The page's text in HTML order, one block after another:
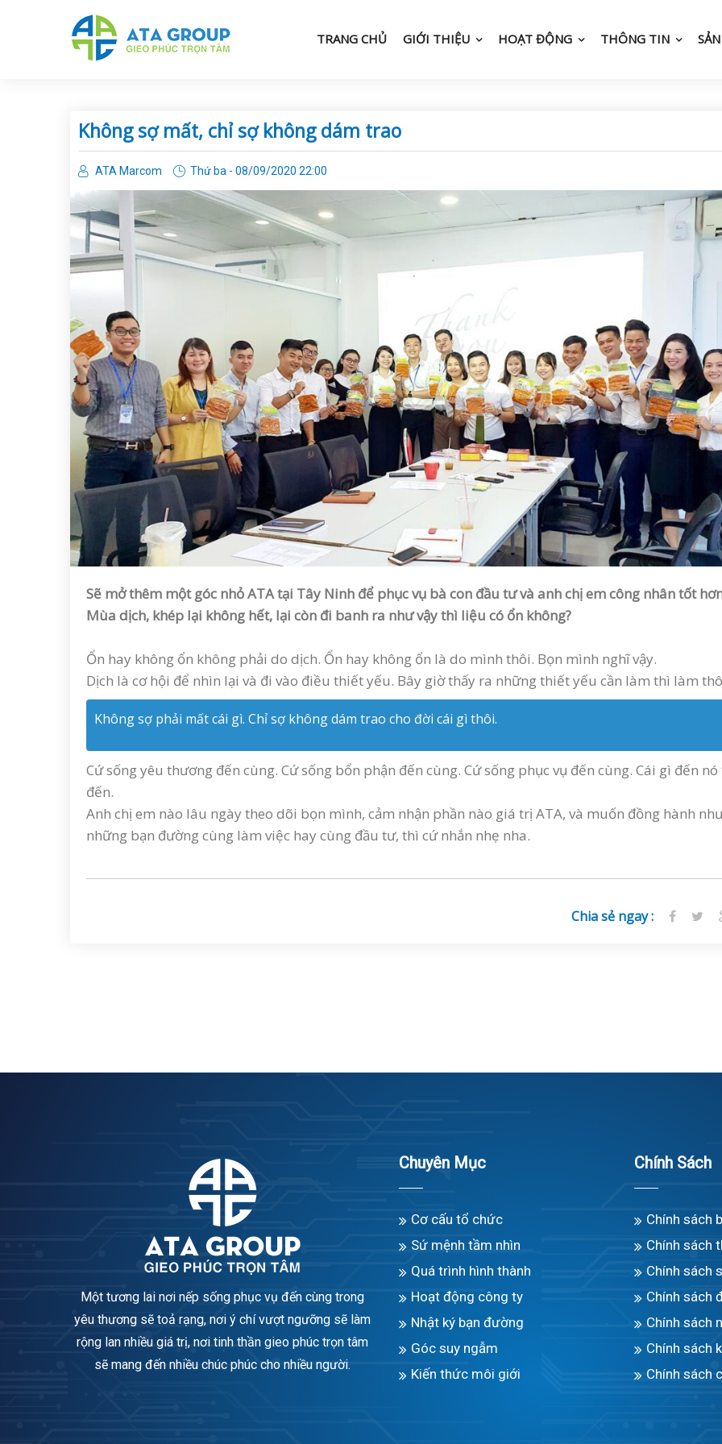
TRANG CHỦ GIỚI THIỆU HOẠT ĐỘNG THÔNG TIN
Không sợ mất, chỉ sợ không dám trao
ATA Marcom Thứ ba - 08/09/2020 22:00
Sẽ mở thêm một góc nhỏ ATA tại Tây Ninh để phục vụ bà con đầu tư và anh chị em công nhân tốt
Mùa dịch, khép lại không hết, lại còn đi banh ra như vậy thì liệu có ổn không?
Ổn hay không ổn không phải do dịch. Ổn hay không ổn là do mình thôi. Bọn mình nghĩ vậy.
Dịch là cơ hội để nhìn lại và đi vào điều thiết yếu. Bây giờ thấy ra những thiết yếu cần làm thì làm
Không sợ phải mất cái gì. Chỉ sợ không dám trao cho đời cái gì thôi.
Cứ sống yêu thương đến cùng. Cứ sống bổn phận đến cùng. Cứ sống phục vụ đến cùng. Cái gì đến
đến.
Anh chị em nào lâu ngày theo dõi bọn mình, cảm nhận phần nào giá trị ATA, và muốn đồng hành
những bạn đường cùng làm việc hay cùng đầu tư, thì cứ nhắn nhẹ nha.
Chia sẻ ngay :
Một tương lai nơi nếp sống phục vụ đến cùng trong
yêu thương sẽ toả rạng, nơi ý chí vượt ngưỡng sẽ làm
rộng lan nhiều giá trị, nơi tinh thần gieo phúc trọn tâm
sẽ mang đến nhiều chúc phúc cho nhiều người.
Chuyên Mục
Cơ cấu tổ chức
Sứ mệnh tầm nhìn
Quá trình hình thành
Hoạt động công ty
Nhật ký bạn đường
Góc suy ngẫm
Kiến thức môi giới
Chính Sách
Chính sách
Chính sách
Chính sách
Chính sách
Chính sách
Chính sách
Chính sách